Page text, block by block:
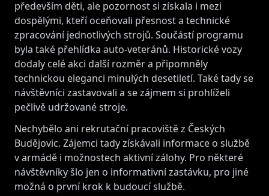
především děti, ale pozornost si získala i mezi
dospělými, kteří oceňovali přesnost a technické
zpracování jednotlivých strojů. Součástí programu
byla také přehlídka auto-veteránů. Historické vozy
dodaly celé akci další rozměr a připomněly
technickou eleganci minulých desetiletí. Také tady se
návštěvníci zastavovali a se zájmem si prohlíželi
pečlivě udržované stroje.
Nechybělo ani rekrutační pracoviště z Českých
Budějovic. Zájemci tady získávali informace o službě
v armádě i možnostech aktivní zálohy. Pro některé
návštěvníky šlo jen o informativní zastávku, pro jiné
možná o první krok k budoucí službě.